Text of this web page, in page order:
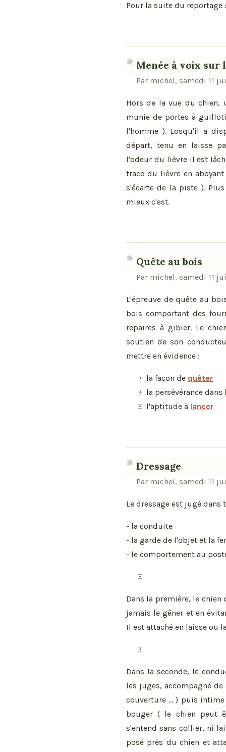
Pour la suite du reportage
Menée à voix sur
Par michel, samedi 11
Hors de la vue du chien,
munie de portes à
l'homme ). Losqu'il a
départ, tenu en laisse
l'odeur du lièvre il est
trace du lièvre en
s'écarte de la piste ).
mieux c'est.
Quête au bois
Par michel, samedi 11
L'épreuve de quête au
bois comportant des
repaires à gibier. Le
soutien de son
mettre en évidence :
la façon de quêter
la persévérance
l'aptitude à lancer
Dressage
Par michel, samedi 11
Le dressage est jugé
- la conduite
- la garde de l'objet et la
- le comportement au
Dans la première, le
jamais le gêner et en
Il est attaché en laisse ou
Dans la seconde, le
les juges, accompagné
couverture ... ) puis
bouger ( le chien peut
s'entend sans collier, ni
posé près du chien et